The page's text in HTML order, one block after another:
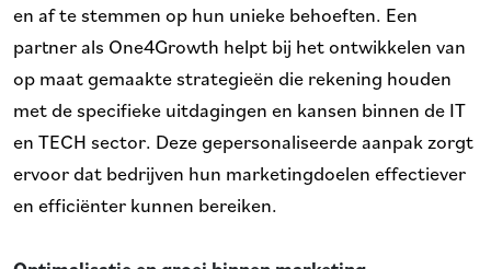
en af te stemmen op hun unieke behoeften. Een
partner als One4Growth helpt bij het ontwikkelen van
op maat gemaakte strategieën die rekening houden
met de specifieke uitdagingen en kansen binnen de IT
en TECH sector. Deze gepersonaliseerde aanpak zorgt
ervoor dat bedrijven hun marketingdoelen effectiever
en efficiënter kunnen bereiken.